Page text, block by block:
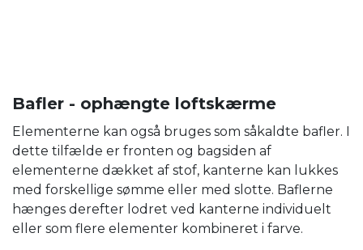
Bafler - ophængte loftskærme
Elementerne kan også bruges som såkaldte bafler. I
dette tilfælde er fronten og bagsiden af ​​
elementerne dækket af stof, kanterne kan lukkes
med forskellige sømme eller med slotte. Baflerne
hænges derefter lodret ved kanterne individuelt
eller som flere elementer kombineret i farve.